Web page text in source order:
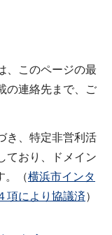
、このページの最
の連絡先まで、ご
き、特定非営利活
ており、ドメイン
。（横浜市インタ
項により協議済）